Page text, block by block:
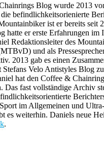
Blog wurde 2013
befindlichkeitsorienierte
ist er bereits seit
hatte er erste Erfahrungen im
Redaktionsleiter des
und als
2013 gab es einen
Velo Antistyles Blog
hat den Coffee &
Das fast vollständige Archiv
im Allgemeinen und
es weiterhin. Daniels neue
.